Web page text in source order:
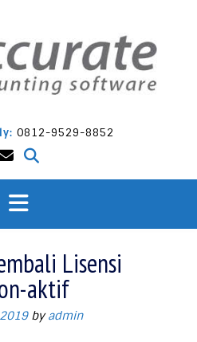
0812-9529-8852
Lisensi
aktif
byadmin